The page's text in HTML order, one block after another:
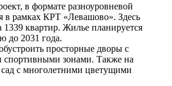
в формате разноуровневой
в рамках КРТ «Левашово». Здесь
1339 квартир. Жилье планируется
до 2031 года.
просторные дворы с
спортивными зонами. Также на
с многолетними цветущими